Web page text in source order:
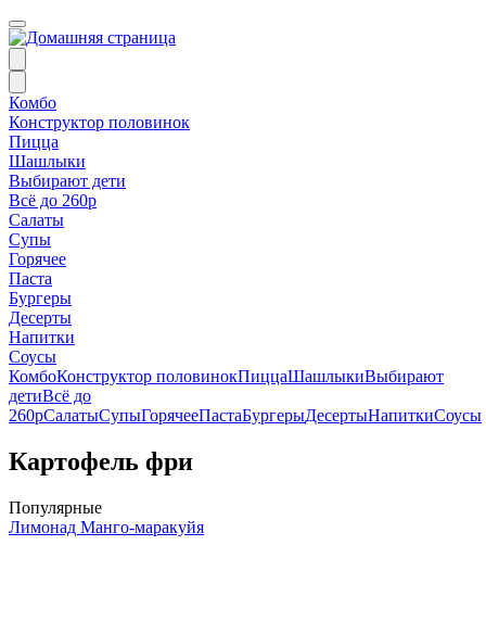
Комбо
Конструктор половинок
Пицца
Шашлыки
Выбирают дети
Всё до 260р
Салаты
Супы
Горячее
Паста
Бургеры
Десерты
Напитки
Соусы
КомбоКонструктор половинокПиццаШашлыкиВыбирают
детиВсё до
260рСалатыСупыГорячееПастаБургерыДесертыНапиткиСоусы
Картофель фри
Популярные
Лимонад Манго-маракуйя